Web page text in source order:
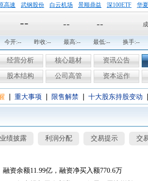
高速 武钢股份 白云机场 景顺鼎益 深100ETF 华
-- -- --
今开:-- 昨收:-- 最高:-- 最低:-- 换手:--
经营分析 核心题材 资讯公告
股本结构 公司高管 资本运作
重大事项 限售解禁 十大股东持股变动
业绩披露 利润分配 交易提示 交
融资余额11.99亿，融资净买入额770.6万